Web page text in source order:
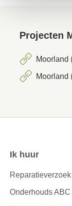
Projecten
Moorland
Moorland
Ik huur
Reparatieverzoek
Onderhouds ABC